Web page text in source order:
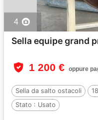
4
Sella equipe grand
1 200 € oppure
Sella da salto ostacoli
Stato : Usato